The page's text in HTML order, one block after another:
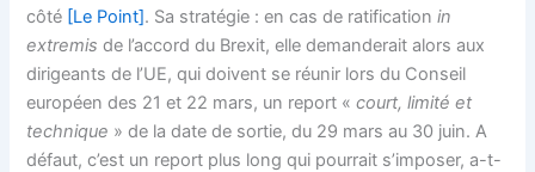
côté [Le Point]. Sa stratégie : en cas de ratificationin
extremis de l’accord du Brexit, elle demanderait alors aux
dirigeants de l’UE, qui doivent se réunir lors du Conseil
européen des 21 et 22 mars, un report «court, limité et
technique » de la date de sortie, du 29 mars au 30 juin. A
défaut, c’est un report plus long qui pourrait s’imposer, a-t-